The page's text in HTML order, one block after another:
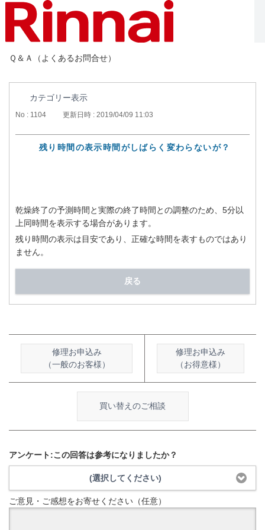
Ｑ＆Ａ（よくあるお問合せ）
カテゴリー表示
No : 1104 更新日時 : 2019/04/09 11:03
残り時間の表示時間がしばらく変わらないが？
乾燥終了の予測時間と実際の終了時間との調整のため、5分以
上同時間を表示する場合があります。
残り時間の表示は目安であり、正確な時間を表すものではあり
ません。
戻る
修理お申込み
（一般のお客様）
修理お申込み
（お得意様）
買い替えのご相談
アンケート:この回答は参考になりましたか？
(選択してください)
ご意見・ご感想をお寄せください（任意）